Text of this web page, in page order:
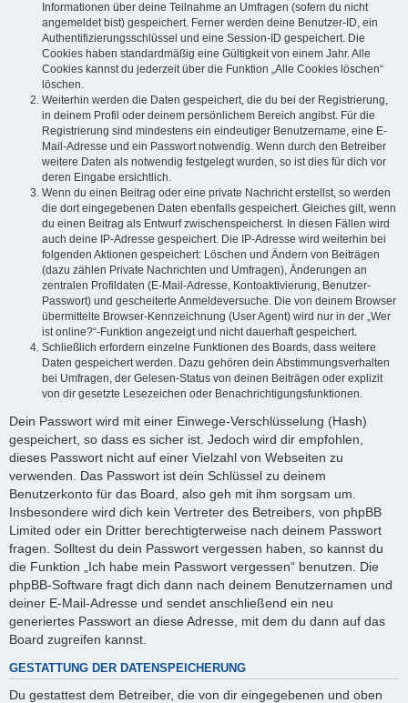
Informationen über deine Teilnahme an Umfragen (sofern du nicht
angemeldet bist) gespeichert. Ferner werden deine Benutzer-ID, ein
Authentifizierungsschlüssel und eine Session-ID gespeichert. Die
Cookies haben standardmäßig eine Gültigkeit von einem Jahr. Alle
Cookies kannst du jederzeit über die Funktion „Alle Cookies löschen“
löschen.
Weiterhin werden die Daten gespeichert, die du bei der Registrierung,
in deinem Profil oder deinem persönlichem Bereich angibst. Für die
Registrierung sind mindestens ein eindeutiger Benutzername, eine E-
Mail-Adresse und ein Passwort notwendig. Wenn durch den Betreiber
weitere Daten als notwendig festgelegt wurden, so ist dies für dich vor
deren Eingabe ersichtlich.
Wenn du einen Beitrag oder eine private Nachricht erstellst, so werden
die dort eingegebenen Daten ebenfalls gespeichert. Gleiches gilt, wenn
du einen Beitrag als Entwurf zwischenspeicherst. In diesen Fällen wird
auch deine IP-Adresse gespeichert. Die IP-Adresse wird weiterhin bei
folgenden Aktionen gespeichert: Löschen und Ändern von Beiträgen
(dazu zählen Private Nachrichten und Umfragen), Änderungen an
zentralen Profildaten (E-Mail-Adresse, Kontoaktivierung, Benutzer-
Passwort) und gescheiterte Anmeldeversuche. Die von deinem Browser
übermittelte Browser-Kennzeichnung (User Agent) wird nur in der „Wer
ist online?“-Funktion angezeigt und nicht dauerhaft gespeichert.
Schließlich erfordern einzelne Funktionen des Boards, dass weitere
Daten gespeichert werden. Dazu gehören dein Abstimmungsverhalten
bei Umfragen, der Gelesen-Status von deinen Beiträgen oder explizit
von dir gesetzte Lesezeichen oder Benachrichtigungsfunktionen.
Dein Passwort wird mit einer Einwege-Verschlüsselung (Hash)
gespeichert, so dass es sicher ist. Jedoch wird dir empfohlen,
dieses Passwort nicht auf einer Vielzahl von Webseiten zu
verwenden. Das Passwort ist dein Schlüssel zu deinem
Benutzerkonto für das Board, also geh mit ihm sorgsam um.
Insbesondere wird dich kein Vertreter des Betreibers, von phpBB
Limited oder ein Dritter berechtigterweise nach deinem Passwort
fragen. Solltest du dein Passwort vergessen haben, so kannst du
die Funktion „Ich habe mein Passwort vergessen“ benutzen. Die
phpBB-Software fragt dich dann nach deinem Benutzernamen und
deiner E-Mail-Adresse und sendet anschließend ein neu
generiertes Passwort an diese Adresse, mit dem du dann auf das
Board zugreifen kannst.
GESTATTUNG DER DATENSPEICHERUNG
Du gestattest dem Betreiber, die von dir eingegebenen und oben